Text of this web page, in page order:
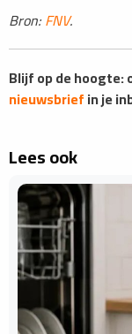
Bron:FNV.
Blijf op de hoogte:
nieuwsbriefin je
Lees ook